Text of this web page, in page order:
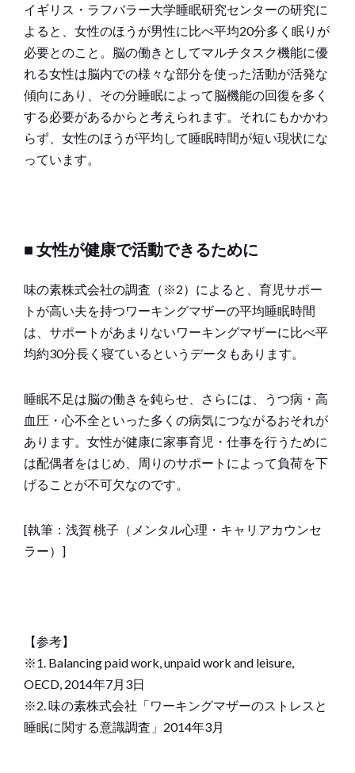
イギリス・ラフバラー大学睡眠研究センターの研究に
よると、女性のほうが男性に比べ平均20分多く眠りが
必要とのこと。脳の働きとしてマルチタスク機能に優
れる女性は脳内での様々な部分を使った活動が活発な
傾向にあり、その分睡眠によって脳機能の回復を多く
する必要があるからと考えられます。それにもかかわ
らず、女性のほうが平均して睡眠時間が短い現状にな
っています。
■ 女性が健康で活動できるために
味の素株式会社の調査（※2）によると、育児サポー
トが高い夫を持つワーキングマザーの平均睡眠時間
は、サポートがあまりないワーキングマザーに比べ平
均約30分長く寝ているというデータもあります。
睡眠不足は脳の働きを鈍らせ、さらには、うつ病・高
血圧・心不全といった多くの病気につながるおそれが
あります。女性が健康に家事育児・仕事を行うために
は配偶者をはじめ、周りのサポートによって負荷を下
げることが不可欠なのです。
[執筆：浅賀 桃子（メンタル心理・キャリアカウンセ
ラー）]
【参考】
※1. Balancing paid work, unpaid work and leisure,
OECD, 2014年7月3日
※2. 味の素株式会社「ワーキングマザーのストレスと
睡眠に関する意識調査」2014年3月